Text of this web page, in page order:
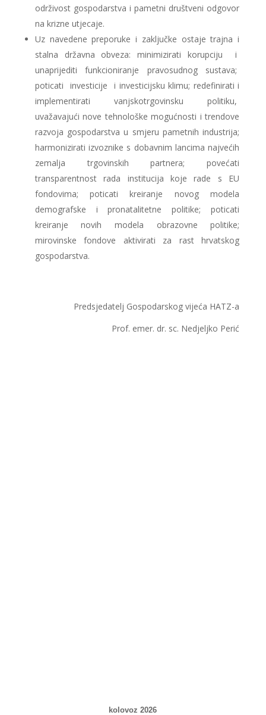
održivost gospodarstva i pametni društveni odgovor
na krizne utjecaje.
Uz navedene preporuke i zaključke ostaje trajna i
stalna državna obveza: minimizirati korupciju i
unaprijediti funkcioniranje pravosudnog sustava;
poticati investicije i investicijsku klimu; redefinirati i
implementirati vanjskotrgovinsku politiku,
uvažavajući nove tehnološke mogućnosti i trendove
razvoja gospodarstva u smjeru pametnih industrija;
harmonizirati izvoznike s dobavnim lancima najvećih
zemalja trgovinskih partnera; povećati
transparentnost rada institucija koje rade s EU
fondovima; poticati kreiranje novog modela
demografske i pronatalitetne politike; poticati
kreiranje novih modela obrazovne politike;
mirovinske fondove aktivirati za rast hrvatskog
gospodarstva.
Predsjedatelj Gospodarskog vijeća HATZ-a
Prof. emer. dr. sc. Nedjeljko Perić
kolovoz 2026